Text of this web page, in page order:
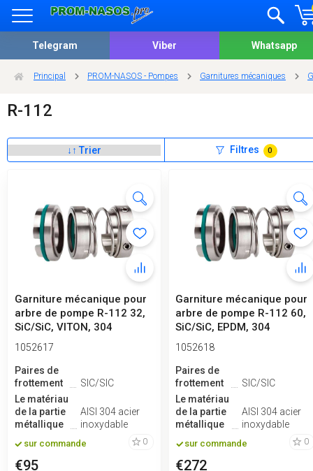
Telegram Viber Whatsapp
Principal PROM-NASOS - Pompes Garnitures mécaniques
R-112
Filtres 0
Garniture mécanique pour
arbre de pompe R-112 32,
SiC/SiC, VITON, 304
1052617
Paires de
frottement
SIC/SIC
Le matériau
de la partie
métallique
AISI 304 acier
inoxydable
sur commande 0
€95
Garniture mécanique pour
arbre de pompe R-112 60,
SiC/SiC, EPDM, 304
1052618
Paires de
frottement
SIC/SIC
Le matériau
de la partie
métallique
AISI 304 acier
inoxydable
sur commande 0
€272